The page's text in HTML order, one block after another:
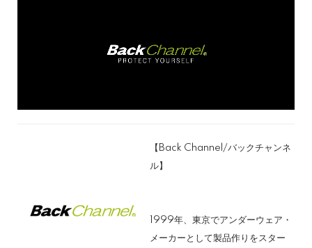
【Back Channel/バックチャンネ
ル】
1999年、東京でアンダーウェア・
メーカーとして製品作りをスター